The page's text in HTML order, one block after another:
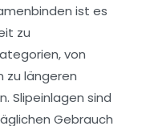
ist es
zu
von
zu längeren
Slipeinlagen sind
Gebrauch